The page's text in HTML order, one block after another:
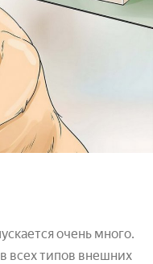
очень много.
всех типов внешних